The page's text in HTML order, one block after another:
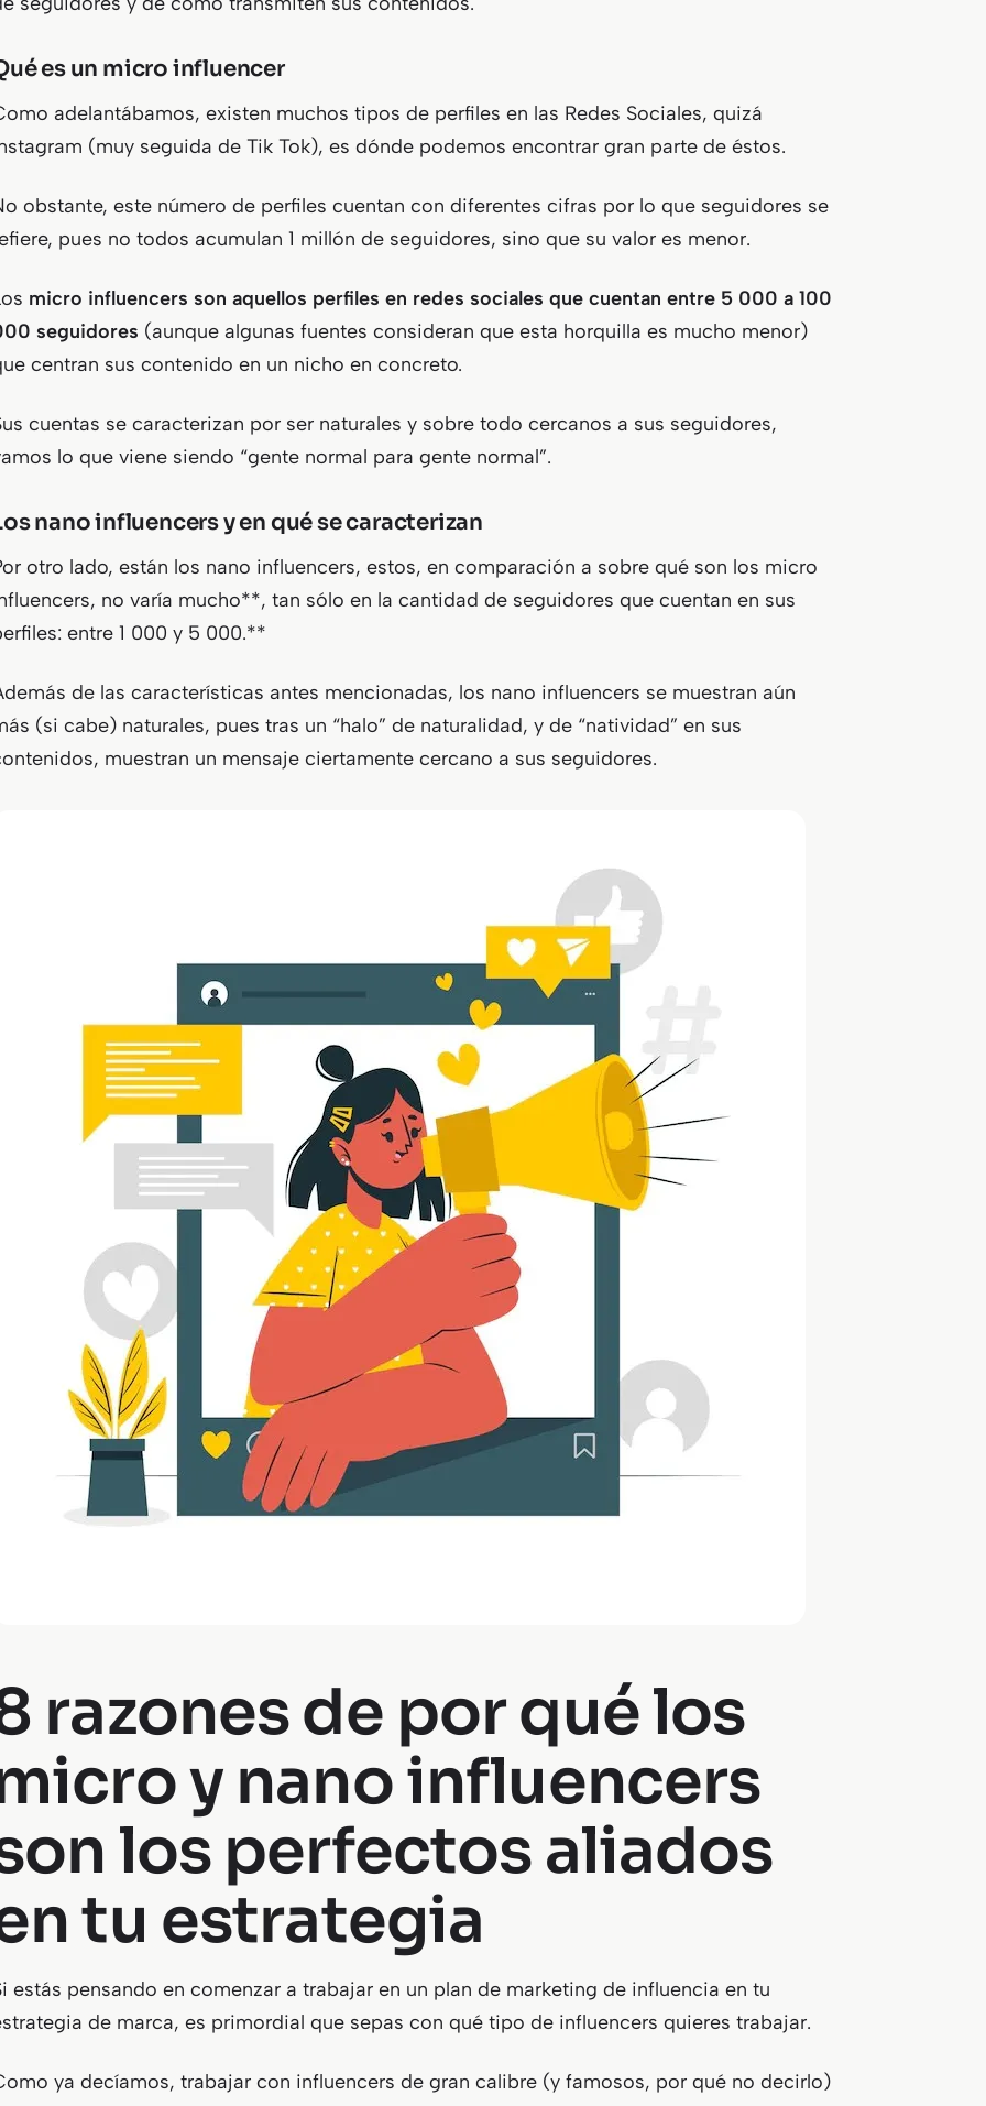
es un micro influencer
adelantábamos, existen muchos tipos de perfiles en las Redes Sociales, quizá
(muy seguida de Tik Tok), es dónde podemos encontrar gran parte de éstos.
obstante, este número de perfiles cuentan con diferentes cifras por lo que seguidores se
pues no todos acumulan 1 millón de seguidores, sino que su valor es menor.
micro influencers son aquellos perfiles en redes sociales que cuentan entre 5 000 a 100
seguidores (aunque algunas fuentes consideran que esta horquilla es mucho menor)
centran sus contenido en un nicho en concreto.
cuentas se caracterizan por ser naturales y sobre todo cercanos a sus seguidores,
lo que viene siendo “gente normal para gente normal”.
nano influencers y en qué se caracterizan
otro lado, están los nano influencers, estos, en comparación a sobre qué son los micro
no varía mucho**, tan sólo en la cantidad de seguidores que cuentan en sus
entre 1 000 y 5 000.**
de las características antes mencionadas, los nano influencers se muestran aún
(si cabe) naturales, pues tras un “halo” de naturalidad, y de “natividad” en sus
muestran un mensaje ciertamente cercano a sus seguidores.
razones de por qué los
y nano influencers
los perfectos aliados
tu estrategia
estás pensando en comenzar a trabajar en un plan de marketing de influencia en tu
de marca, es primordial que sepas con qué tipo de influencers quieres trabajar.
ya decíamos, trabajar con influencers de gran calibre (y famosos, por qué no decirlo)